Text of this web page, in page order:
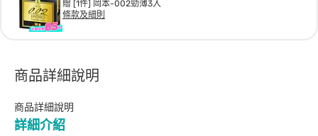
贈 [1件] 岡本-002勁薄3入
條款及細則
商品詳細說明
商品詳細說明
詳細介紹